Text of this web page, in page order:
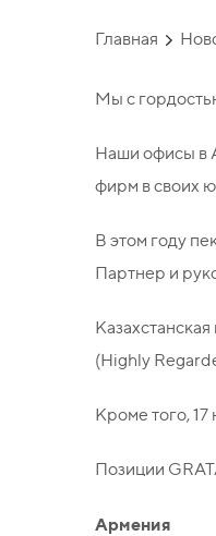
Главная
Мы с
Наши офисы в
фирм в своих
В этом году
Партнер и
(Highly
Кроме того,
Позиции
Армения